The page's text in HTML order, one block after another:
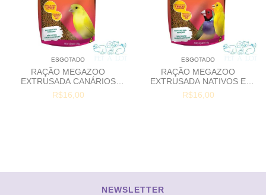
ESGOTADO
RAÇÃO MEGAZOO
EXTRUSADA CANÁRIOS
CM15 - 350G
R$16,00
ESGOTADO
RAÇÃO MEGAZOO
EXTRUSADA NATIVOS E
EXÓTICOS - 350G
R$16,00
NEWSLETTER